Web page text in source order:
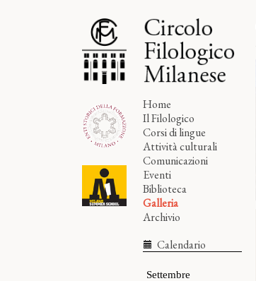
Home
Il Filologico
Corsi di lingue
Attività culturali
Comunicazioni
Eventi
Biblioteca
Galleria
Archivio
Calendario
Settembre